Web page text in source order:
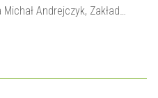
Andrejczyk, Zakład…